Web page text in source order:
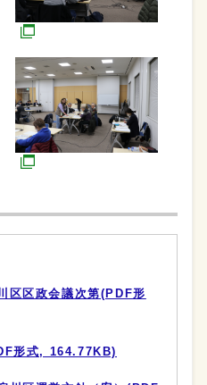
区区政会議次第(PDF形
形式, 164.77KB)